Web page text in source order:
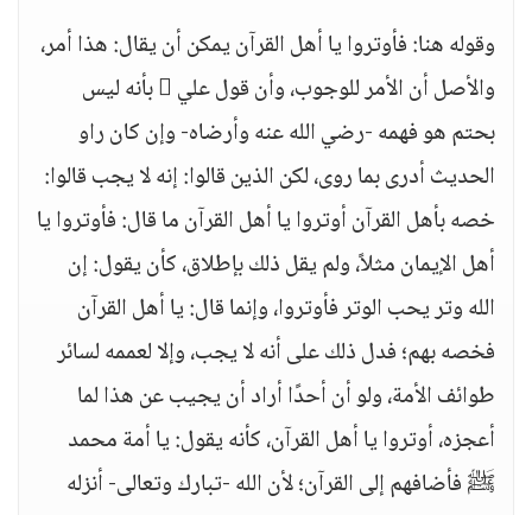
وقوله هنا: فأوتروا يا أهل القرآن يمكن أن يقال: هذا أمر،
والأصل أن الأمر للوجوب، وأن قول علي  بأنه ليس
بحتم هو فهمه -رضي الله عنه وأرضاه- وإن كان راو
الحديث أدرى بما روى، لكن الذين قالوا: إنه لا يجب قالوا:
خصه بأهل القرآن أوتروا يا أهل القرآن ما قال: فأوتروا يا
أهل الإيمان مثلاً، ولم يقل ذلك بإطلاق، كأن يقول: إن
الله وتر يحب الوتر فأوتروا، وإنما قال: يا أهل القرآن
فخصه بهم؛ فدل ذلك على أنه لا يجب، وإلا لعممه لسائر
طوائف الأمة، ولو أن أحدًا أراد أن يجيب عن هذا لما
أعجزه، أوتروا يا أهل القرآن، كأنه يقول: يا أمة محمد
ﷺ فأضافهم إلى القرآن؛ لأن الله -تبارك وتعالى- أنزله